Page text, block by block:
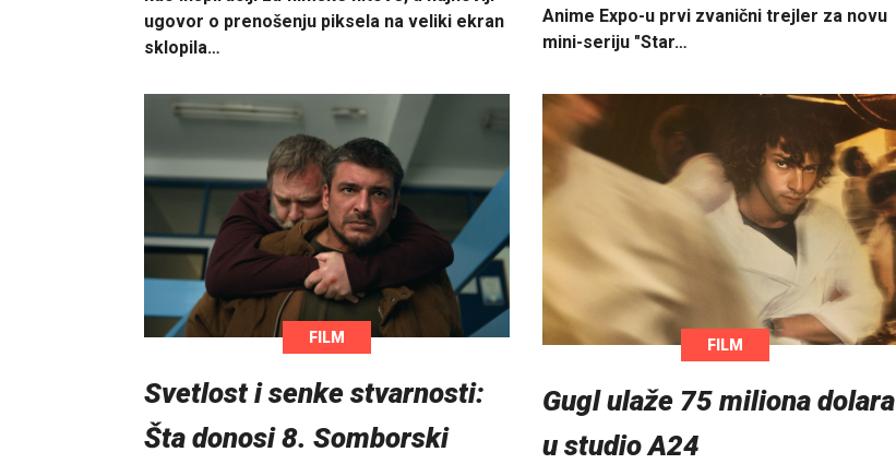
ugovor o prenošenju piksela na veliki ekran
sklopila…
Anime Expo-u prvi zvanični trejler za novu
mini-seriju "Star…
FILM
Svetlost i senke stvarnosti:
Šta donosi 8. Somborski
FILM
Gugl ulaže 75 miliona dolara
u studio A24